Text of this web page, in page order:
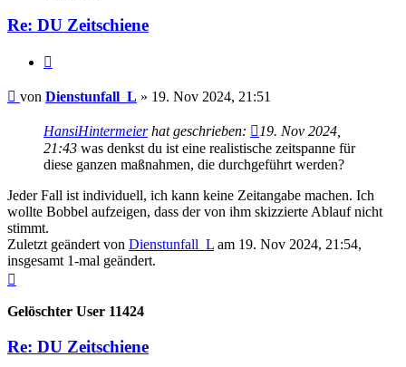
Re: DU Zeitschiene
Beitrag
von Dienstunfall_L » 19. Nov 2024, 21:51
HansiHintermeierhat geschrieben:
19. Nov 2024,
21:43 was denkst du ist eine realistische zeitspanne für
diese ganzen maßnahmen, die durchgeführt werden?
Jeder Fall ist individuell, ich kann keine Zeitangabe machen. Ich
wollte Bobbel aufzeigen, dass der von ihm skizzierte Ablauf nicht
stimmt.
Zuletzt geändert von Dienstunfall_L am 19. Nov 2024, 21:54,
insgesamt 1-mal geändert.
Gelöschter User 11424
Re: DU Zeitschiene